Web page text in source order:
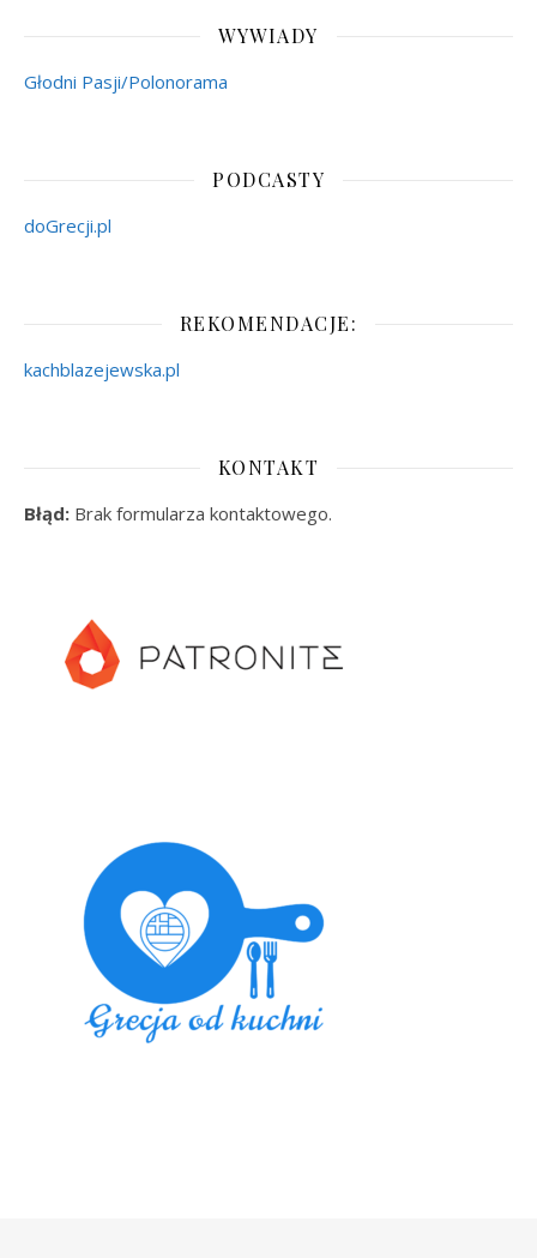
WYWIADY
Głodni Pasji/Polonorama
PODCASTY
doGrecji.pl
REKOMENDACJE:
kachblazejewska.pl
KONTAKT
Błąd: Brak formularza kontaktowego.